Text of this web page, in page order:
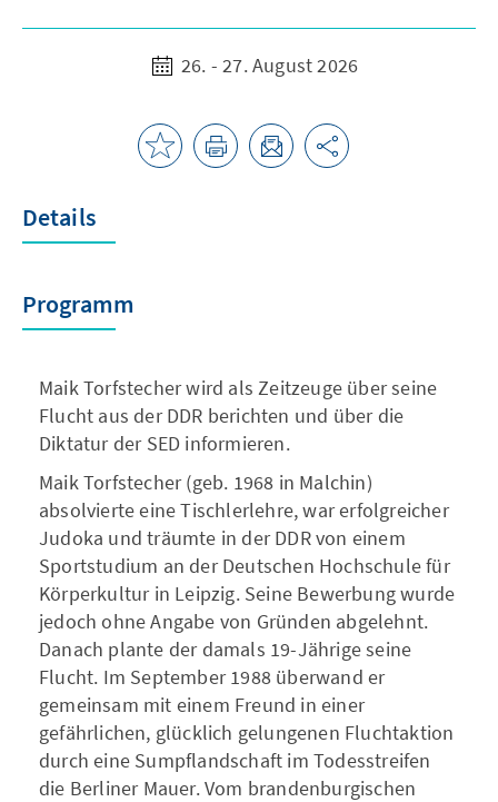
26. - 27. August 2026
Details
Programm
Maik Torfstecher wird als Zeitzeuge über seine
Flucht aus der DDR berichten und über die
Diktatur der SED informieren.
Maik Torfstecher (geb. 1968 in Malchin)
absolvierte eine Tischlerlehre, war erfolgreicher
Judoka und träumte in der DDR von einem
Sportstudium an der Deutschen Hochschule für
Körperkultur in Leipzig. Seine Bewerbung wurde
jedoch ohne Angabe von Gründen abgelehnt.
Danach plante der damals 19-Jährige seine
Flucht. Im September 1988 überwand er
gemeinsam mit einem Freund in einer
gefährlichen, glücklich gelungenen Fluchtaktion
durch eine Sumpflandschaft im Todesstreifen
die Berliner Mauer. Vom brandenburgischen